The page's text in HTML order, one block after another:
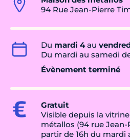
94 Rue Jean-Pierre
Du mardi 4au
Du mardi au samedi
Évènement terminé
Gratuit
Visible depuis la
métallos (94 rue Jean-
partir de 16h du mardi